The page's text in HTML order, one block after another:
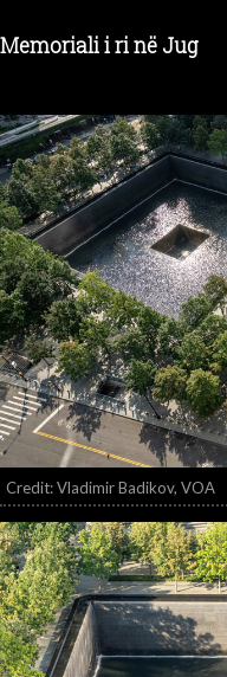
Memoriali i ri në Jug
Credit: Vladimir Badikov, VOA